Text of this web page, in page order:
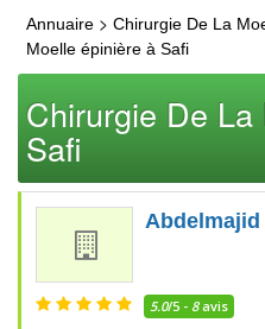
Annuaire > Chirurgie De La
Moelle épinière à Safi
Chirurgie De
Safi
5.0/5 - 8avis